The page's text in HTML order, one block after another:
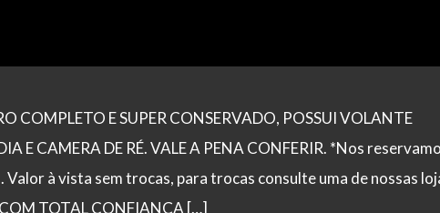
COMPLETO E SUPER CONSERVADO, POSSUI VOLANTE
E CAMERA DE RÉ. VALE A PENA CONFERIR. *Nos
à vista sem trocas, para trocas consulte uma de nossas
COM TOTAL CONFIANÇA […]